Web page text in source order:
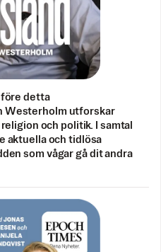
detta
Westerholm utforskar
och politik. I samtal
aktuella och tidlösa
som vågar gå dit andra